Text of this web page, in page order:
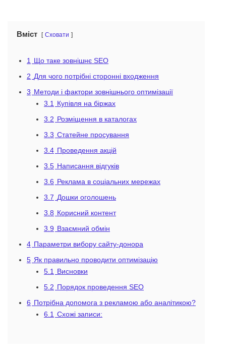
Вміст Сховати
1 Що таке зовнішнє SEO
2 Для чого потрібні сторонні входження
3 Методи і фактори зовнішнього оптимізації
3.1
Купівля на біржах
3.2 Розміщення в каталогах
3.3 Статейне просування
3.4 Проведення акцій
3.5 Написання відгуків
3.6 Реклама в соціальних мережах
3.7 Дошки оголошень
3.8 Корисний контент
3.9 Взаємний обмін
4 Параметри вибору сайту-донора
5 Як правильно проводити оптимізацію
5.1
Висновки
5.2 Порядок проведення SEO
6 Потрібна допомога з рекламою або аналітикою?
6.1 Схожі записи: